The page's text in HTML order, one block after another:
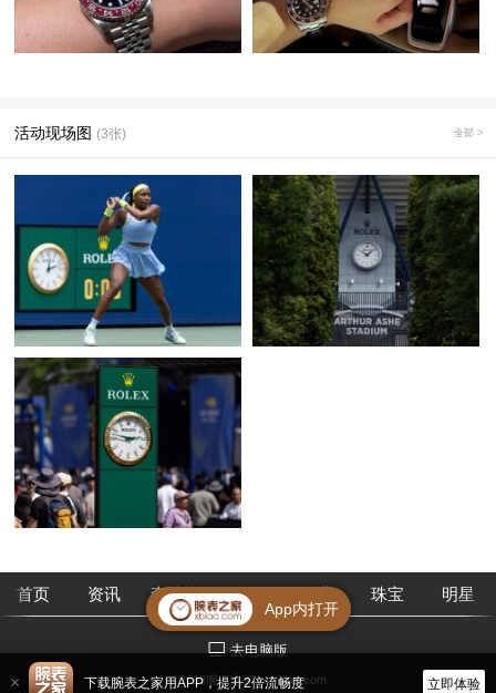
活动现场图 (3张) 全部 >
首页 资讯 查腕表 论坛 作业 珠宝 明星
去电脑版
©2018腕表之家 m.xbiao.com
App内打开
下载腕表之家用APP，提升2倍流畅度 立即体验